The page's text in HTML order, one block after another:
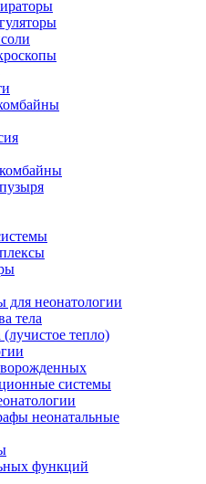
для неонатологии
тела
тепло)
системы
неонатальные
функций